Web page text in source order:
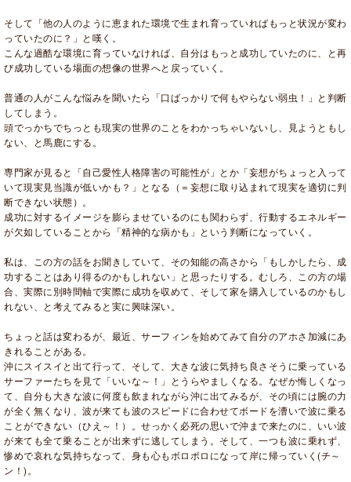
そして「他の人のように恵まれた環境で生まれ育っていればもっと状況が変わ
っていたのに？」と嘆く。
こんな過酷な環境に育っていなければ、自分はもっと成功していたのに、と再
び成功している場面の想像の世界へと戻っていく。
普通の人がこんな悩みを聞いたら「口ばっかりで何もやらない弱虫！」と判断
してしまう。
頭でっかちでちっとも現実の世界のことをわかっちゃいないし、見ようともし
ない、と馬鹿にする。
専門家が見ると「自己愛性人格障害の可能性が」とか「妄想がちょっと入って
いて現実見当識が低いかも？」となる（＝妄想に取り込まれて現実を適切に判
断できない状態）。
成功に対するイメージを膨らませているのにも関わらず、行動するエネルギー
が欠如していることから「精神的な病かも」という判断になっていく。
私は、この方の話をお聞きしていて、その知能の高さから「もしかしたら、成
功することはあり得るのかもしれない」と思ったりする。むしろ、この方の場
合、実際に別時間軸で実際に成功を収めて、そして家を購入しているのかもし
れない、と考えてみると実に興味深い。
ちょっと話は変わるが、最近、サーフィンを始めてみて自分のアホさ加減にあ
きれることがある。
沖にスイスイと出て行って、そして、大きな波に気持ち良さそうに乗っている
サーファーたちを見て「いいな～！」とうらやましくなる。なぜか悔しくなっ
て、自分も大きな波に何度も飲まれながら沖に出てみるが、その頃には腕の力
が全く無くなり、波が来ても波のスピードに合わせてボードを漕いで波に乗る
ことができない（ひえ～！）。せっかく必死の思いで沖まで来たのに、いい波
が来ても全て乗ることが出来ずに逃してしまう。そして、一つも波に乗れず、
惨めで哀れな気持ちなって、身も心もボロボロになって岸に帰っていく(チ～
ン！)。